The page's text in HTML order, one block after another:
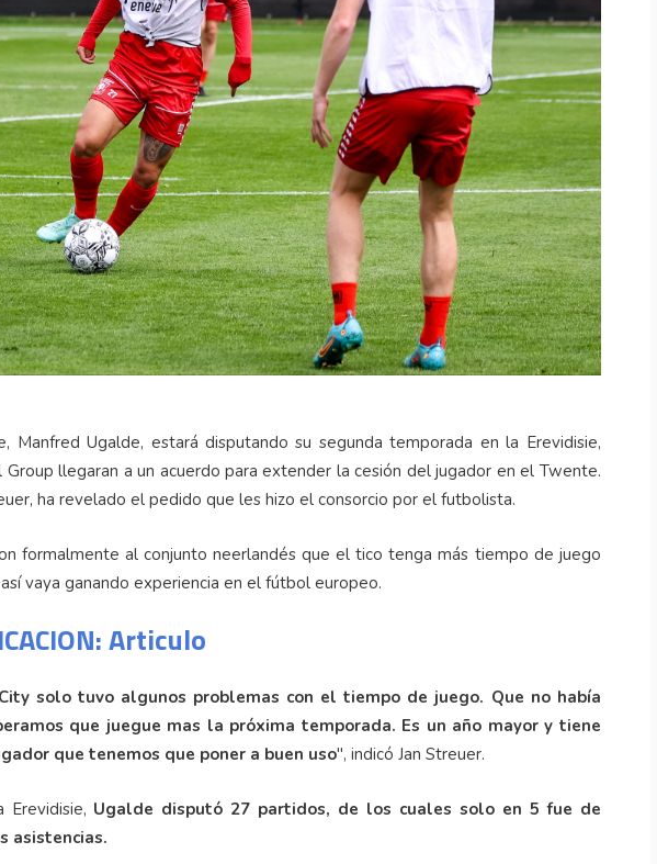
Manfred Ugalde, estará disputando su segunda temporada en la Erevidisie,
llegaran a un acuerdo para extender la cesión del jugador en el Twente.
ha revelado el pedido que les hizo el consorcio por el futbolista.
formalmente al conjunto neerlandés que el tico tenga más tiempo de juego
vaya ganando experiencia en el fútbol europeo.
Articulo
solo tuvo algunos problemas con el tiempo de juego. Que no había
que juegue mas la próxima temporada. Es un año mayor y tiene
que tenemos que poner a buen uso", indicó Jan Streuer.
Ugalde disputó 27 partidos, de los cuales solo en 5 fue de
asistencias.